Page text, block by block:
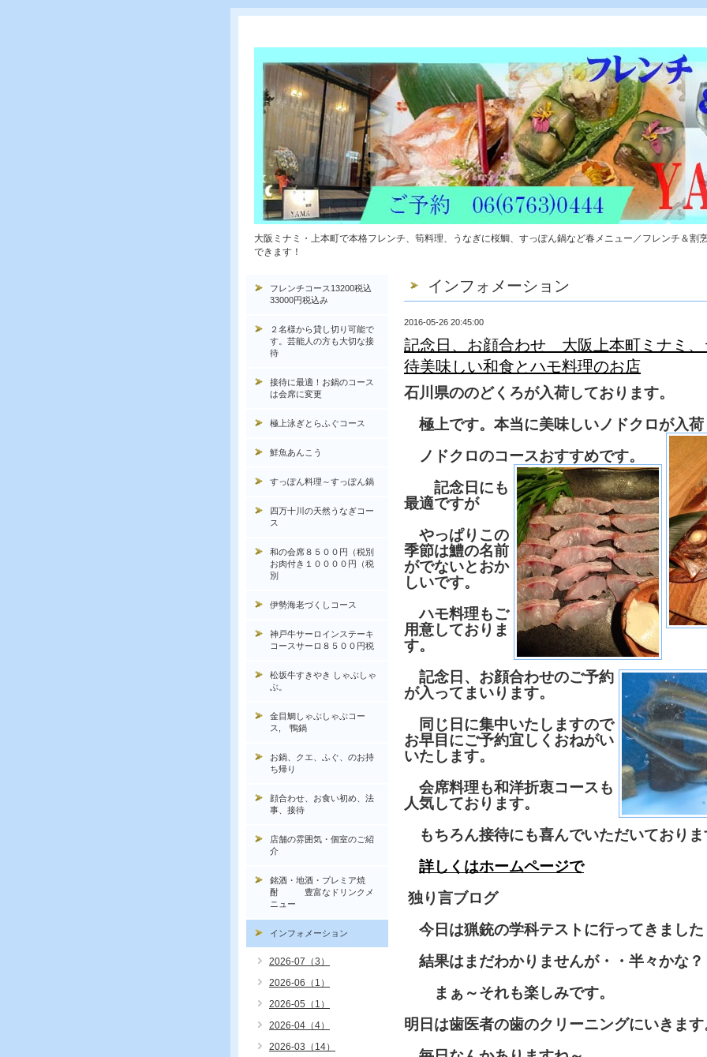
大阪ミナミ・上本町で本格フレンチ、筍料理、うなぎに桜鯛、すっぽん鍋など春メニュー／フレンチ＆割
できます！
インフォメーション
2016-05-26 20:45:00
記念日、お顔合わせ 大阪上本町ミナミ、
待美味しい和食とハモ料理のお店
石川県ののどくろが入荷しております。
極上です。本当に美味しいノドクロが入
ノドクロのコースおすすめです。
記念日にも
最適ですが
やっぱりこの
季節は鱧の名前
がでないとおか
しいです。
ハモ料理もご
用意しておりま
す。
記念日、お顔合わせのご予約
が入ってまいります。
同じ日に集中いたしますので
お早目にご予約宜しくおねがい
いたします。
会席料理も和洋折衷コースも
人気しております。
もちろん接待にも喜んでいただいておりま
詳しくはホームページで
独り言ブログ
今日は猟銃の学科テストに行ってきました
結果はまだわかりませんが・・半々かな？
まぁ～それも楽しみです。
明日は歯医者の歯のクリーニングにいきます
フレンチコース13200税込
33000円税込み
２名様から貸し切り可能で
す。芸能人の方も大切な接
待
接待に最適！お鍋のコース
は会席に変更
極上泳ぎとらふぐコース
鮮魚あんこう
すっぽん料理～すっぽん鍋
四万十川の天然うなぎコー
ス
和の会席８５００円（税別
お肉付き１００００円（税
別
伊勢海老づくしコース
神戸牛サーロインステーキ
コースサーロ８５００円税
松坂牛すきやき しゃぶしゃ
ぶ。
金目鯛しゃぶしゃぶコー
ス, 鴨鍋
お鍋、クエ、ふぐ、のお持
ち帰り
顔合わせ、お食い初め、法
事、接待
店舗の雰囲気・個室のご紹
介
銘酒・地酒・プレミア焼
酎 豊富なドリンクメ
ニュー
インフォメーション
2026-07（3）
2026-06（1）
2026-05（1）
2026-04（4）
2026-03（14）